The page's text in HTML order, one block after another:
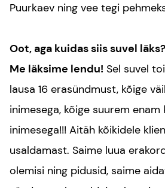
Puurkaev ning vee tegi
Oot, aga kuidas siis suvel läks?
Me läksime lendu! Sel suvel
lausa 16 erasündmust, kõige
inimesega, kõige suurem
inimesega!!! Aitäh kõikidele
usaldamast. Saime luua
olemisi ning pidusid, saime